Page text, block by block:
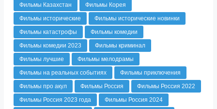
Фильмы Казахстан
Фильмы Корея
Фильмы исторические
Фильмы исторические новинки
Фильмы катастрофы
Фильмы комедии
Фильмы комедии 2023
Фильмы криминал
Фильмы лучшие
Фильмы мелодрамы
Фильмы на реальных событиях
Фильмы приключения
Фильмы про акул
Фильмы Россия
Фильмы Россия 2022
Фильмы Россия 2023 года
Фильмы Россия 2024